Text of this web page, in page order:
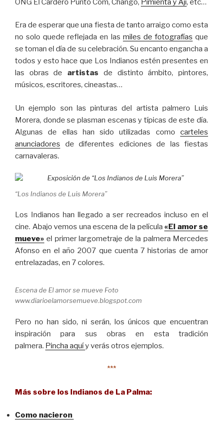
ONG El Cardero Punto Com, Changó, Pimienta y Ají, etc…
Era de esperar que una fiesta de tanto arraigo como esta
no solo quede reflejada en las miles de fotografías que
se toman el día de su celebración. Su encanto engancha a
todos y esto hace que Los Indianos estén presentes en
las obras de artistas de distinto ámbito, pintores,
músicos, escritores, cineastas…
Un ejemplo son las pinturas del artista palmero Luis
Morera, donde se plasman escenas y típicas de este día.
Algunas de ellas han sido utilizadas como carteles
anunciadores de diferentes ediciones de las fiestas
carnavaleras.
“Los Indianos de Luis Morera”
Los Indianos han llegado a ser recreados incluso en el
cine. Abajo vemos una escena de la película «El amor se
mueve» el primer largometraje de la palmera Mercedes
Afonso en el año 2007 que cuenta 7 historias de amor
entrelazadas, en 7 colores.
Escena de El amor se mueve Foto
www.diarioelamorsemueve.blogspot.com
Pero no han sido, ni serán, los únicos que encuentran
inspiración para sus obras en esta tradición
palmera. Pincha aquíy verás otros ejemplos.
***
Más sobre los Indianos de La Palma:
Como nacieron